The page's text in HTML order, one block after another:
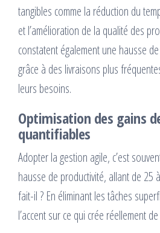
tangibles comme la réduction du
et l’amélioration de la qualité des
constatent également une hausse
grâce à des livraisons plus
leurs besoins.
Optimisation des gains
quantifiables
Adopter la gestion agile, c’est
hausse de productivité, allant de 25
fait-il ? En éliminant les tâches
l’accent sur ce qui crée réellement